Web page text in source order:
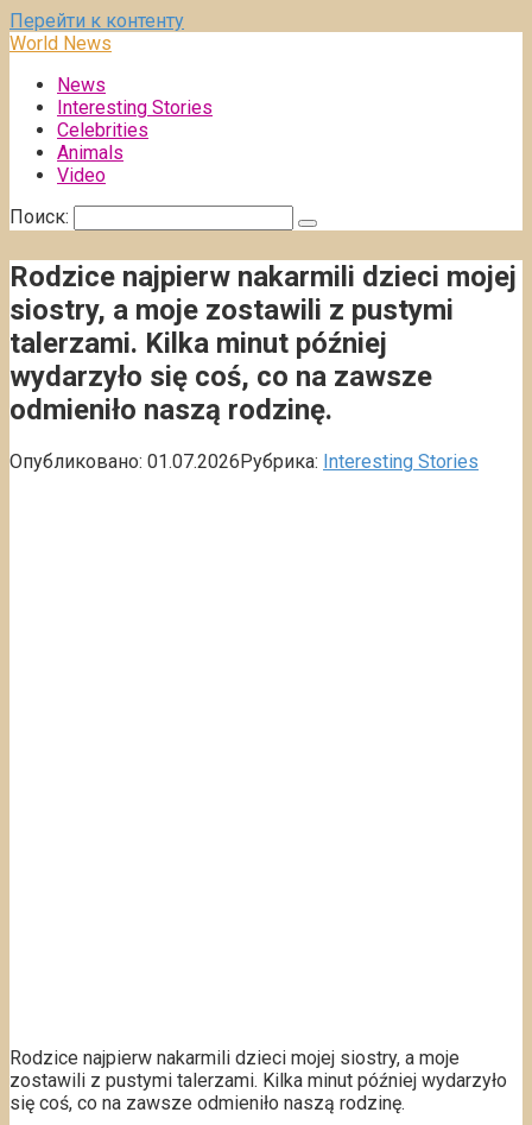
Перейти к контенту
World News
News
Interesting Stories
Celebrities
Animals
Video
Поиск:
Rodzice najpierw nakarmili dzieci mojej
siostry, a moje zostawili z pustymi
talerzami. Kilka minut później
wydarzyło się coś, co na zawsze
odmieniło naszą rodzinę.
Опубликовано: 01.07.2026Рубрика: Interesting Stories
Rodzice najpierw nakarmili dzieci mojej siostry, a moje
zostawili z pustymi talerzami. Kilka minut później wydarzyło
się coś, co na zawsze odmieniło naszą rodzinę.